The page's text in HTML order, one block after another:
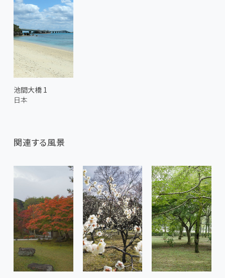
池間大橋 1
日本
関連する風景